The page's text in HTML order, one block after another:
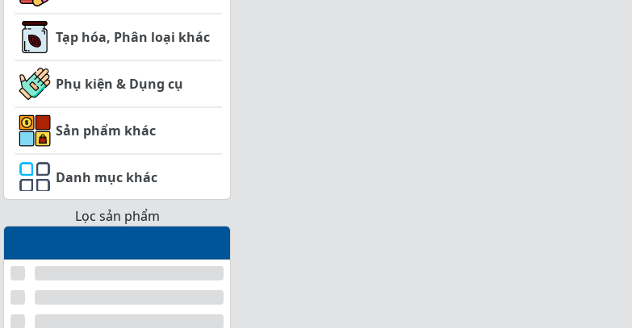
Tạp hóa, Phân loại khác
Phụ kiện & Dụng cụ
Sản phẩm khác
Danh mục khác
Lọc sản phẩm